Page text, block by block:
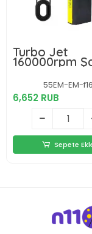
Turbo Jet
160000rpm
Turbo Jet
Fan Yüksek
Güçlü Hava
Üfleyici Araç
Süpürgesi
55EM-EM-f16
6,652 RUB
Sepete